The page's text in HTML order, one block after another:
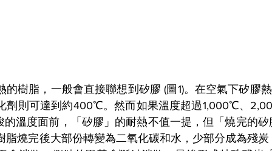
的樹脂，一般會直接聯想到矽膠 (圖1)。在空氣下矽膠
劑則可達到約400℃。然而如果溫度超過1,000℃、
的溫度面前，「矽膠」的耐熱不值一提，但「燒完的
脂燒完後大部份轉變為二氧化碳和水，少部分成為殘